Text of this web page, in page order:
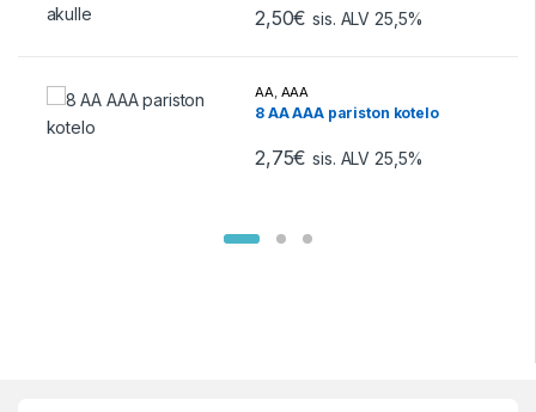
2,50€ sis. ALV 25,5%
AA AAA
8 AA AAA pariston kotelo
2,75€ sis. ALV 25,5%